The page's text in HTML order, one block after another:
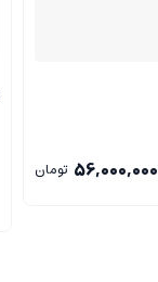
56,000,000 تومان